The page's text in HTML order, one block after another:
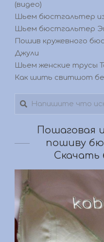
(видео)
Шьем бюстгальтер из
Шьем бюстгальтер
Пошив кружевного
Джули
Шьем женские трусы
Как шить свитшот
Поиск
Пошаговая
пошиву
Скачать